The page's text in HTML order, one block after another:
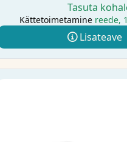
Tasuta
Kättetoimetamine reede,
Lisateave